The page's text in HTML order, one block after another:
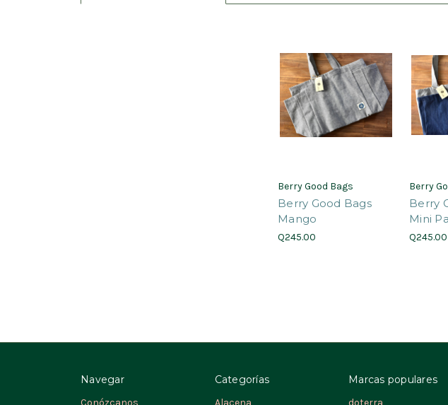
Berry Good Bags
Berry Good Bags
Mango
Q245.00
Berry
Berry
Mini
Q245.00
Navegar Categorías Marcas populares